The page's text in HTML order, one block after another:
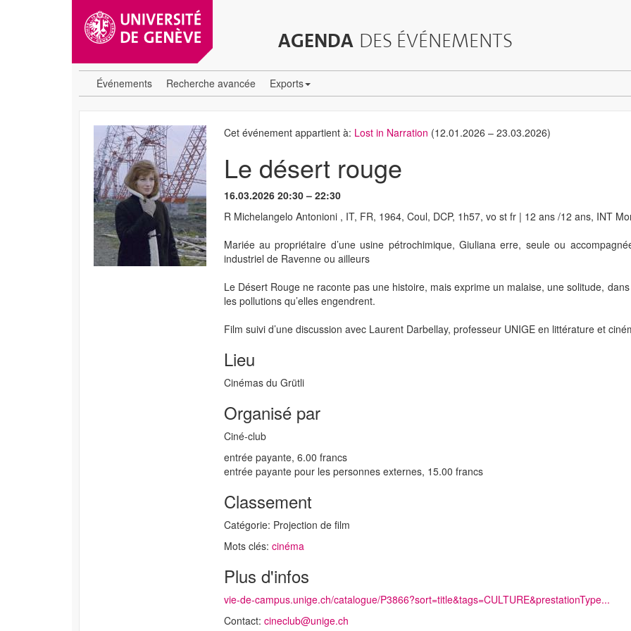
AGENDA DES ÉVÉNEMENTS
Événements Recherche avancée Exports
Cet événement appartient à: Lost in Narration (12.01.2026 – 23.03.2026)
Le désert rouge
16.03.2026 20:30 – 22:30
R Michelangelo Antonioni , IT, FR, 1964, Coul, DCP, 1h57, vo st fr | 12 ans /12 ans, INT
Mariée au propriétaire d’une usine pétrochimique, Giuliana erre, seule ou
industriel de Ravenne ou ailleurs
Le Désert Rouge ne raconte pas une histoire, mais exprime un malaise, une solitude,
les pollutions qu’elles engendrent.
Film suivi d’une discussion avec Laurent Darbellay, professeur UNIGE en littérature et
Lieu
Cinémas du Grütli
Organisé par
Ciné-club
entrée payante, 6.00 francs
entrée payante pour les personnes externes, 15.00 francs
Classement
Catégorie: Projection de film
Mots clés: cinéma
Plus d'infos
vie-de-campus.unige.ch/catalogue/P3866?sort=title&tags=CULTURE&prestationType...
Contact: cineclub@unige.ch